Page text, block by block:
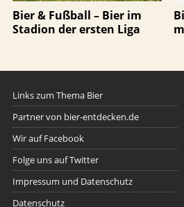
Bier & Fußball – Bier im
Stadion der ersten Liga
Links zum Thema Bier
Partner von bier-entdecken.de
Wir auf Facebook
Folge uns auf Twitter
Impressum und Datenschutz
Datenschutz